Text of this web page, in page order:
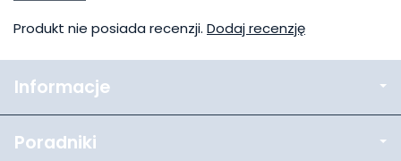
Produkt nie posiada recenzji. Dodaj recenzję
Informacje
Poradniki